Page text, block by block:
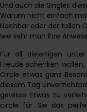
Und auch die Singles
Warum nicht einfach
Nachbar oder der tollen
wie sehr man ihre
Für all diejenigen
Freude schenken
Circle etwas ganz
diesem Tag
gewisse Etwas zu
circle für Sie das